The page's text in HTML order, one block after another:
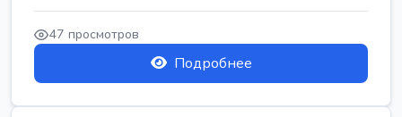
47 просмотров
Подробнее